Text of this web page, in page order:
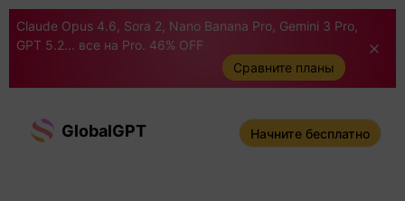
Claude Opus 4.6, Sora 2, Nano Banana Pro, Gemini 3 Pro,
GPT 5.2... все на Pro. 46% OFF
Сравните планы
GlobalGPT Начните бесплатно